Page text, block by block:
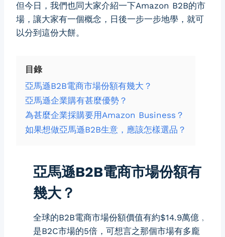
但今日，我們也同大家介紹一下Amazon B2B的市
場，讓大家有一個概念，日後一步一步地學，就可
以分到這份大餅。
目錄
亞馬遜B2B電商市場份額有幾大？
亞馬遜企業購有甚麼優勢？
為甚麼企業採購要用Amazon Business？
如果想做亞馬遜B2B生意，應該怎樣選品？
亞馬遜B2B電商市場份額有
幾大？
全球的B2B電商市場份額價值有約$14.9萬億﹐
是B2C市場的5倍，可想言之那個市場有多龐